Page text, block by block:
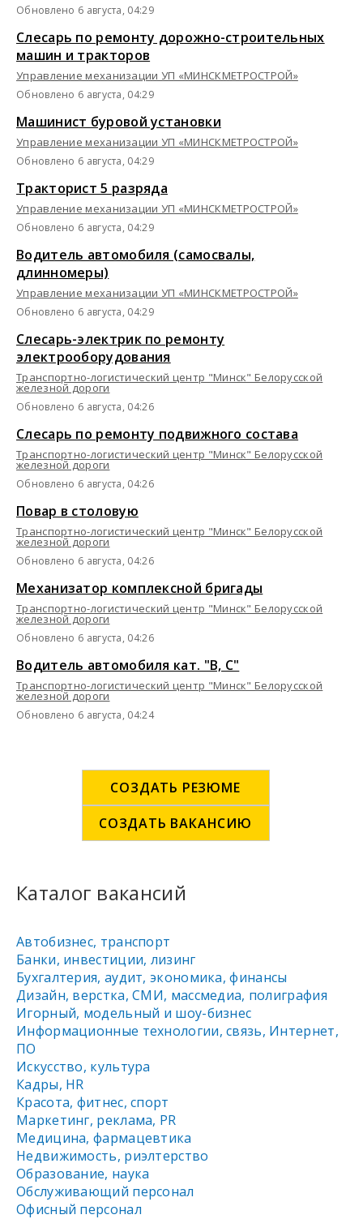
Обновлено 6 августа, 04:29
Слесарь по ремонту дорожно-строительных
машин и тракторов
Управление механизации УП «МИНСКМЕТРОСТРОЙ»
Обновлено 6 августа, 04:29
Машинист буровой установки
Управление механизации УП «МИНСКМЕТРОСТРОЙ»
Обновлено 6 августа, 04:29
Тракторист 5 разряда
Управление механизации УП «МИНСКМЕТРОСТРОЙ»
Обновлено 6 августа, 04:29
Водитель автомобиля (самосвалы,
длинномеры)
Управление механизации УП «МИНСКМЕТРОСТРОЙ»
Обновлено 6 августа, 04:29
Слесарь-электрик по ремонту
электрооборудования
Транспортно-логистический центр "Минск" Белорусской
железной дороги
Обновлено 6 августа, 04:26
Слесарь по ремонту подвижного состава
Транспортно-логистический центр "Минск" Белорусской
железной дороги
Обновлено 6 августа, 04:26
Повар в столовую
Транспортно-логистический центр "Минск" Белорусской
железной дороги
Обновлено 6 августа, 04:26
Механизатор комплексной бригады
Транспортно-логистический центр "Минск" Белорусской
железной дороги
Обновлено 6 августа, 04:26
Водитель автомобиля кат. "В, С"
Транспортно-логистический центр "Минск" Белорусской
железной дороги
Обновлено 6 августа, 04:24
СОЗДАТЬ РЕЗЮМЕ
СОЗДАТЬ ВАКАНСИЮ
Каталог вакансий
Автобизнес, транспорт
Банки, инвестиции, лизинг
Бухгалтерия, аудит, экономика, финансы
Дизайн, верстка, СМИ, массмедиа, полиграфия
Игорный, модельный и шоу-бизнес
Информационные технологии, связь, Интернет,
ПО
Искусство, культура
Кадры, HR
Красота, фитнес, спорт
Маркетинг, реклама, PR
Медицина, фармацевтика
Недвижимость, риэлтeрство
Образование, наука
Обслуживающий персонал
Офисный персонал